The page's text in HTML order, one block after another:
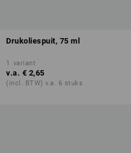
Drukoliespuit, 75 ml
1 variant
v.a. € 2,65
(incl. BTW) v.a. 6 stuks